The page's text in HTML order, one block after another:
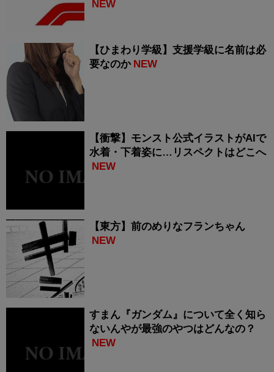
NEW
【ひまわり学級】支援学級に名前は必
要なのか NEW
【衝撃】モンスト公式イラストがAIで
水着・下着姿に…リスペクトはどこへ
NEW
【東方】前のめりなフランちゃん
NEW
すまん『ガンダム』について全く知ら
ないんやが最強のやつはどんなの？
NEW